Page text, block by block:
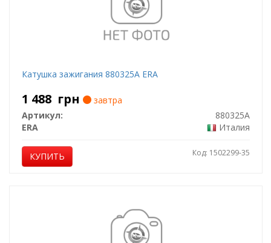
Катушка зажигания 880325A ERA
1 488 грн
завтра
Артикул:
880325A
ERA
Италия
КУПИТЬ Код: 1502299-35